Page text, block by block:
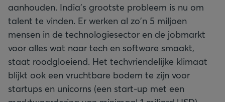
aanhouden. India's grootste probleem is nu om
talent te vinden. Er werken al zo'n 5 miljoen
mensen in de technologiesector en de jobmarkt
voor alles wat naar tech en software smaakt,
staat roodgloeiend. Het techvriendelijke klimaat
blijkt ook een vruchtbare bodem te zijn voor
startups en unicorns (een start-up met een